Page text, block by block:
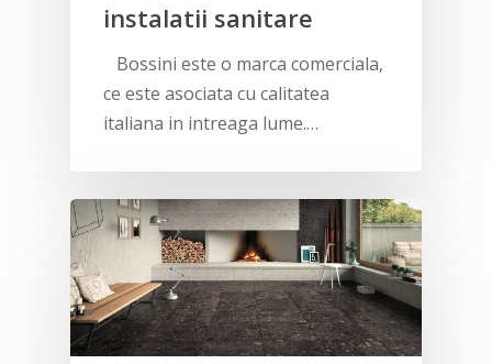
instalatii sanitare
Bossini este o marca comerciala,
ce este asociata cu calitatea
italiana in intreaga lume.…